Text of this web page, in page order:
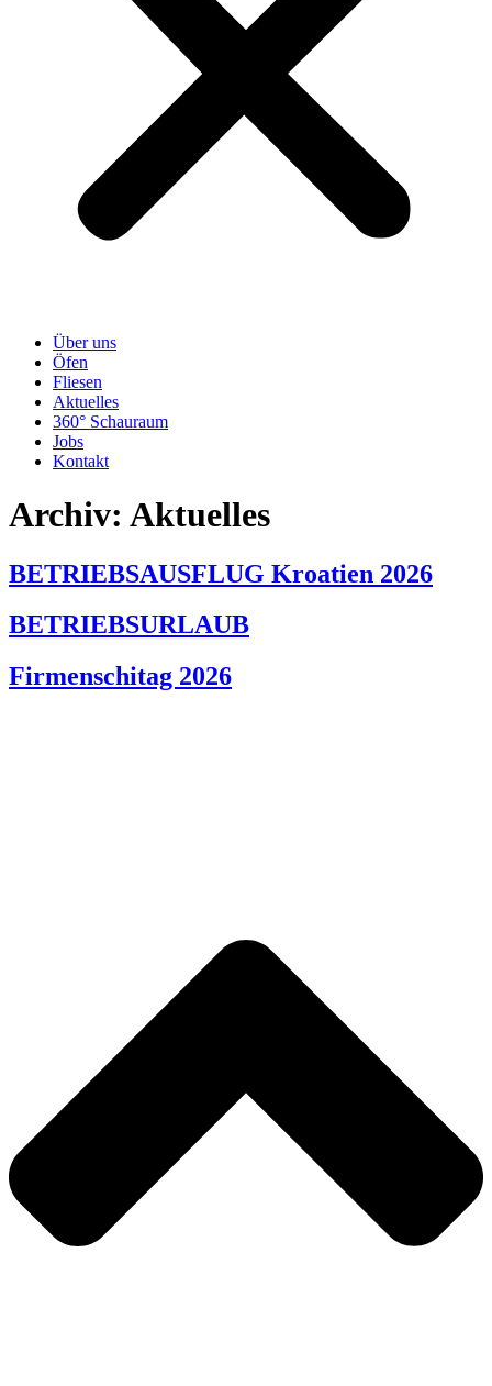
Über uns
Öfen
Fliesen
Aktuelles
360° Schauraum
Jobs
Kontakt
Archiv: Aktuelles
BETRIEBSAUSFLUG Kroatien 2026
BETRIEBSURLAUB
Firmenschitag 2026